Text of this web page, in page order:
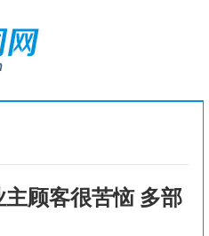
顾客很苦恼 多部